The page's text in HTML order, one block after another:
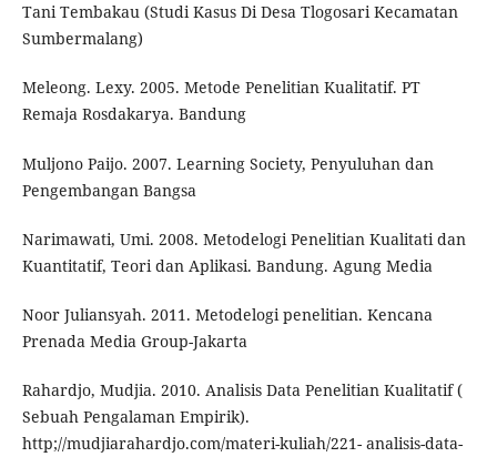
Tani Tembakau (Studi Kasus Di Desa Tlogosari Kecamatan
Sumbermalang)
Meleong. Lexy. 2005. Metode Penelitian Kualitatif. PT
Remaja Rosdakarya. Bandung
Muljono Paijo. 2007. Learning Society, Penyuluhan dan
Pengembangan Bangsa
Narimawati, Umi. 2008. Metodelogi Penelitian Kualitati dan
Kuantitatif, Teori dan Aplikasi. Bandung. Agung Media
Noor Juliansyah. 2011. Metodelogi penelitian. Kencana
Prenada Media Group-Jakarta
Rahardjo, Mudjia. 2010. Analisis Data Penelitian Kualitatif (
Sebuah Pengalaman Empirik).
http;//mudjiarahardjo.com/materi-kuliah/221- analisis-data-